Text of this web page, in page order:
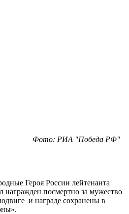
Фото: РИА "Победа РФ"
Героя России лейтенанта
посмертно за мужество
и награде сохранены в